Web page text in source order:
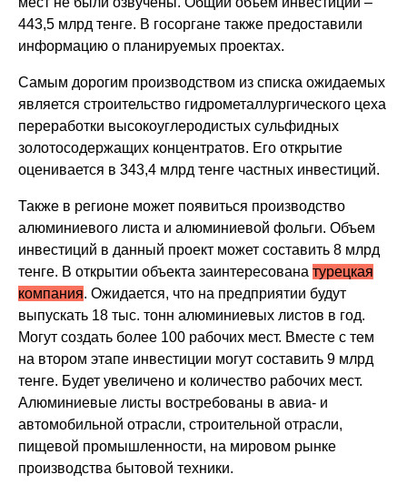
443,5 млрд тенге. В госоргане также предоставили
информацию о планируемых проектах.
Самым дорогим производством из списка ожидаемых
является строительство гидрометаллургического цеха
переработки высокоуглеродистых сульфидных
золотосодержащих концентратов. Его открытие
оценивается в 343,4 млрд тенге частных инвестиций.
Также в регионе может появиться производство
алюминиевого листа и алюминиевой фольги. Объем
инвестиций в данный проект может составить 8 млрд
тенге. В открытии объекта заинтересованатурецкая
компания. Ожидается, что на предприятии будут
выпускать 18 тыс. тонн алюминиевых листов в год.
Могут создать более 100 рабочих мест. Вместе с тем
на втором этапе инвестиции могут составить 9 млрд
тенге. Будет увеличено и количество рабочих мест.
Алюминиевые листы востребованы в авиа- и
автомобильной отрасли, строительной отрасли,
пищевой промышленности, на мировом рынке
производства бытовой техники.